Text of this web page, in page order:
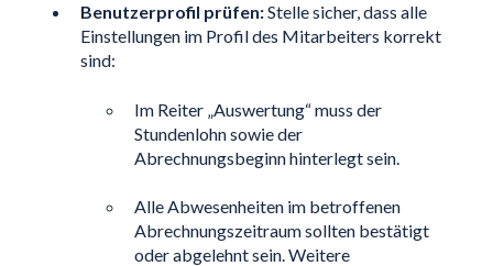
Benutzerprofil prüfen:Stelle sicher, dass alle
Einstellungen im Profil des Mitarbeiters korrekt
sind:
Im Reiter „Auswertung“ muss der
Stundenlohn sowie der
Abrechnungsbeginn hinterlegt sein.
Alle Abwesenheiten im betroffenen
Abrechnungszeitraum sollten bestätigt
oder abgelehnt sein. Weitere